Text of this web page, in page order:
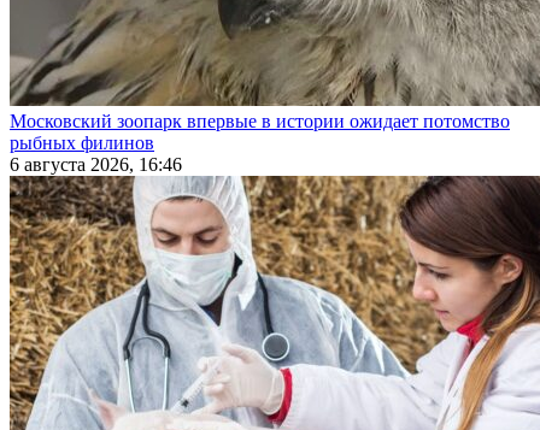
Московский зоопарк впервые в истории ожидает потомство
рыбных филинов
6 августа 2026, 16:46